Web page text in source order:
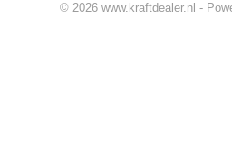
© 2026 www.kraftdealer.nl -